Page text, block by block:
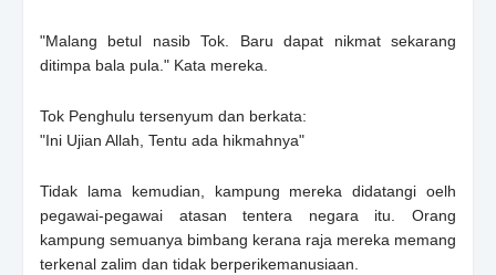
"Malang betul nasib Tok. Baru dapat nikmat sekarang
ditimpa bala pula." Kata mereka.
Tok Penghulu tersenyum dan berkata:
"Ini Ujian Allah, Tentu ada hikmahnya"
Tidak lama kemudian, kampung mereka didatangi oelh
pegawai-pegawai atasan tentera negara itu. Orang
kampung semuanya bimbang kerana raja mereka memang
terkenal zalim dan tidak berperikemanusiaan.